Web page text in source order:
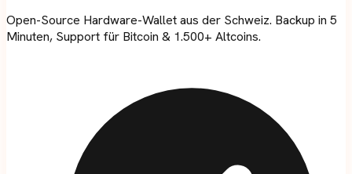
Open-Source Hardware-Wallet aus der Schweiz. Backup in 5
Minuten, Support für Bitcoin & 1.500+ Altcoins.